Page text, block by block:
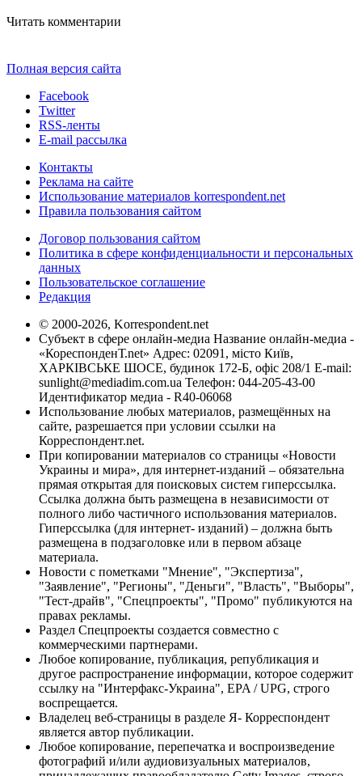
Читать комментарии
Полная версия сайта
Facebook
Twitter
RSS-ленты
E-mail рассылка
Контакты
Реклама на сайте
Использование материалов korrespondent.net
Правила пользования сайтом
Договор пользования сайтом
Политика в сфере конфиденциальности и персональных
данных
Пользовательское соглашение
Редакция
© 2000-2026, Korrespondent.net
Субъект в сфере онлайн-медиа Название онлайн-медиа -
«КореспонденТ.net» Адрес: 02091, місто Київ,
ХАРКІВСЬКЕ ШОСЕ, будинок 172-Б, офіс 208/1 E-mail:
sunlight@mediadim.com.ua Телефон: 044-205-43-00
Идентификатор медиа - R40-06068
Использование любых материалов, размещённых на
сайте, разрешается при условии ссылки на
Корреспондент.net.
При копировании материалов со страницы «Новости
Украины и мира», для интернет-изданий – обязательна
прямая открытая для поисковых систем гиперссылка.
Ссылка должна быть размещена в независимости от
полного либо частичного использования материалов.
Гиперссылка (для интернет- изданий) – должна быть
размещена в подзаголовке или в первом абзаце
материала.
Новости с пометками "Мнение", "Экспертиза",
"Заявление", "Регионы", "Деньги", "Власть", "Выборы",
"Тест-драйв", "Спецпроекты", "Промо" публикуются на
правах рекламы.
Раздел Спецпроекты создается совместно с
коммерческими партнерами.
Любое копирование, публикация, републикация и
другое распространение информации, которое содержит
ссылку на "Интерфакс-Украина", EPA / UPG, строго
воспрещается.
Владелец веб-страницы в разделе Я- Корреспондент
является автор публикации.
Любое копирование, перепечатка и воспроизведение
фотографий и/или аудиовизуальных материалов,